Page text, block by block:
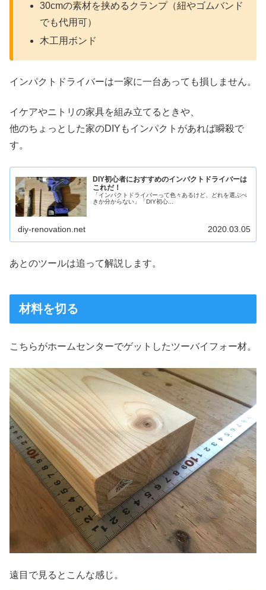
30cmの素材を挟めるクランプ（紐やゴムバンド
でも代用可）
木工用ボンド
インパクトドライバーは一家に一台あっても損しません。
イケアやニトリの家具を組み立てるときや、
他のちょっとした家のDIYもインパクトがあれば瞬殺で
す。
DIY初心者におすすめのインパクトドライバーは
これだ！
「インパクトドライバーって色々あるけど、どれを選ぶべ
きか分からない」「DIY初心...
diy-renovation.net 2020.03.05
あとのツールは追って解説します。
材料を切る
こちらがホームセンターでゲットしたツーバイフォー材。
遠目で見るとこんな感じ。